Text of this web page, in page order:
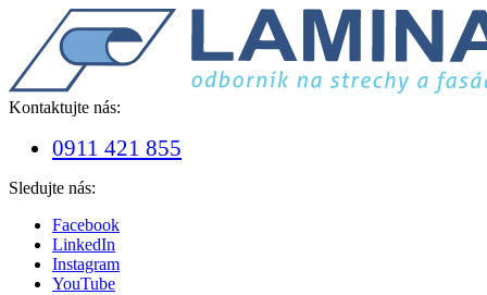
Kontaktujte nás:
0911 421 855
Sledujte nás:
Facebook
LinkedIn
Instagram
YouTube